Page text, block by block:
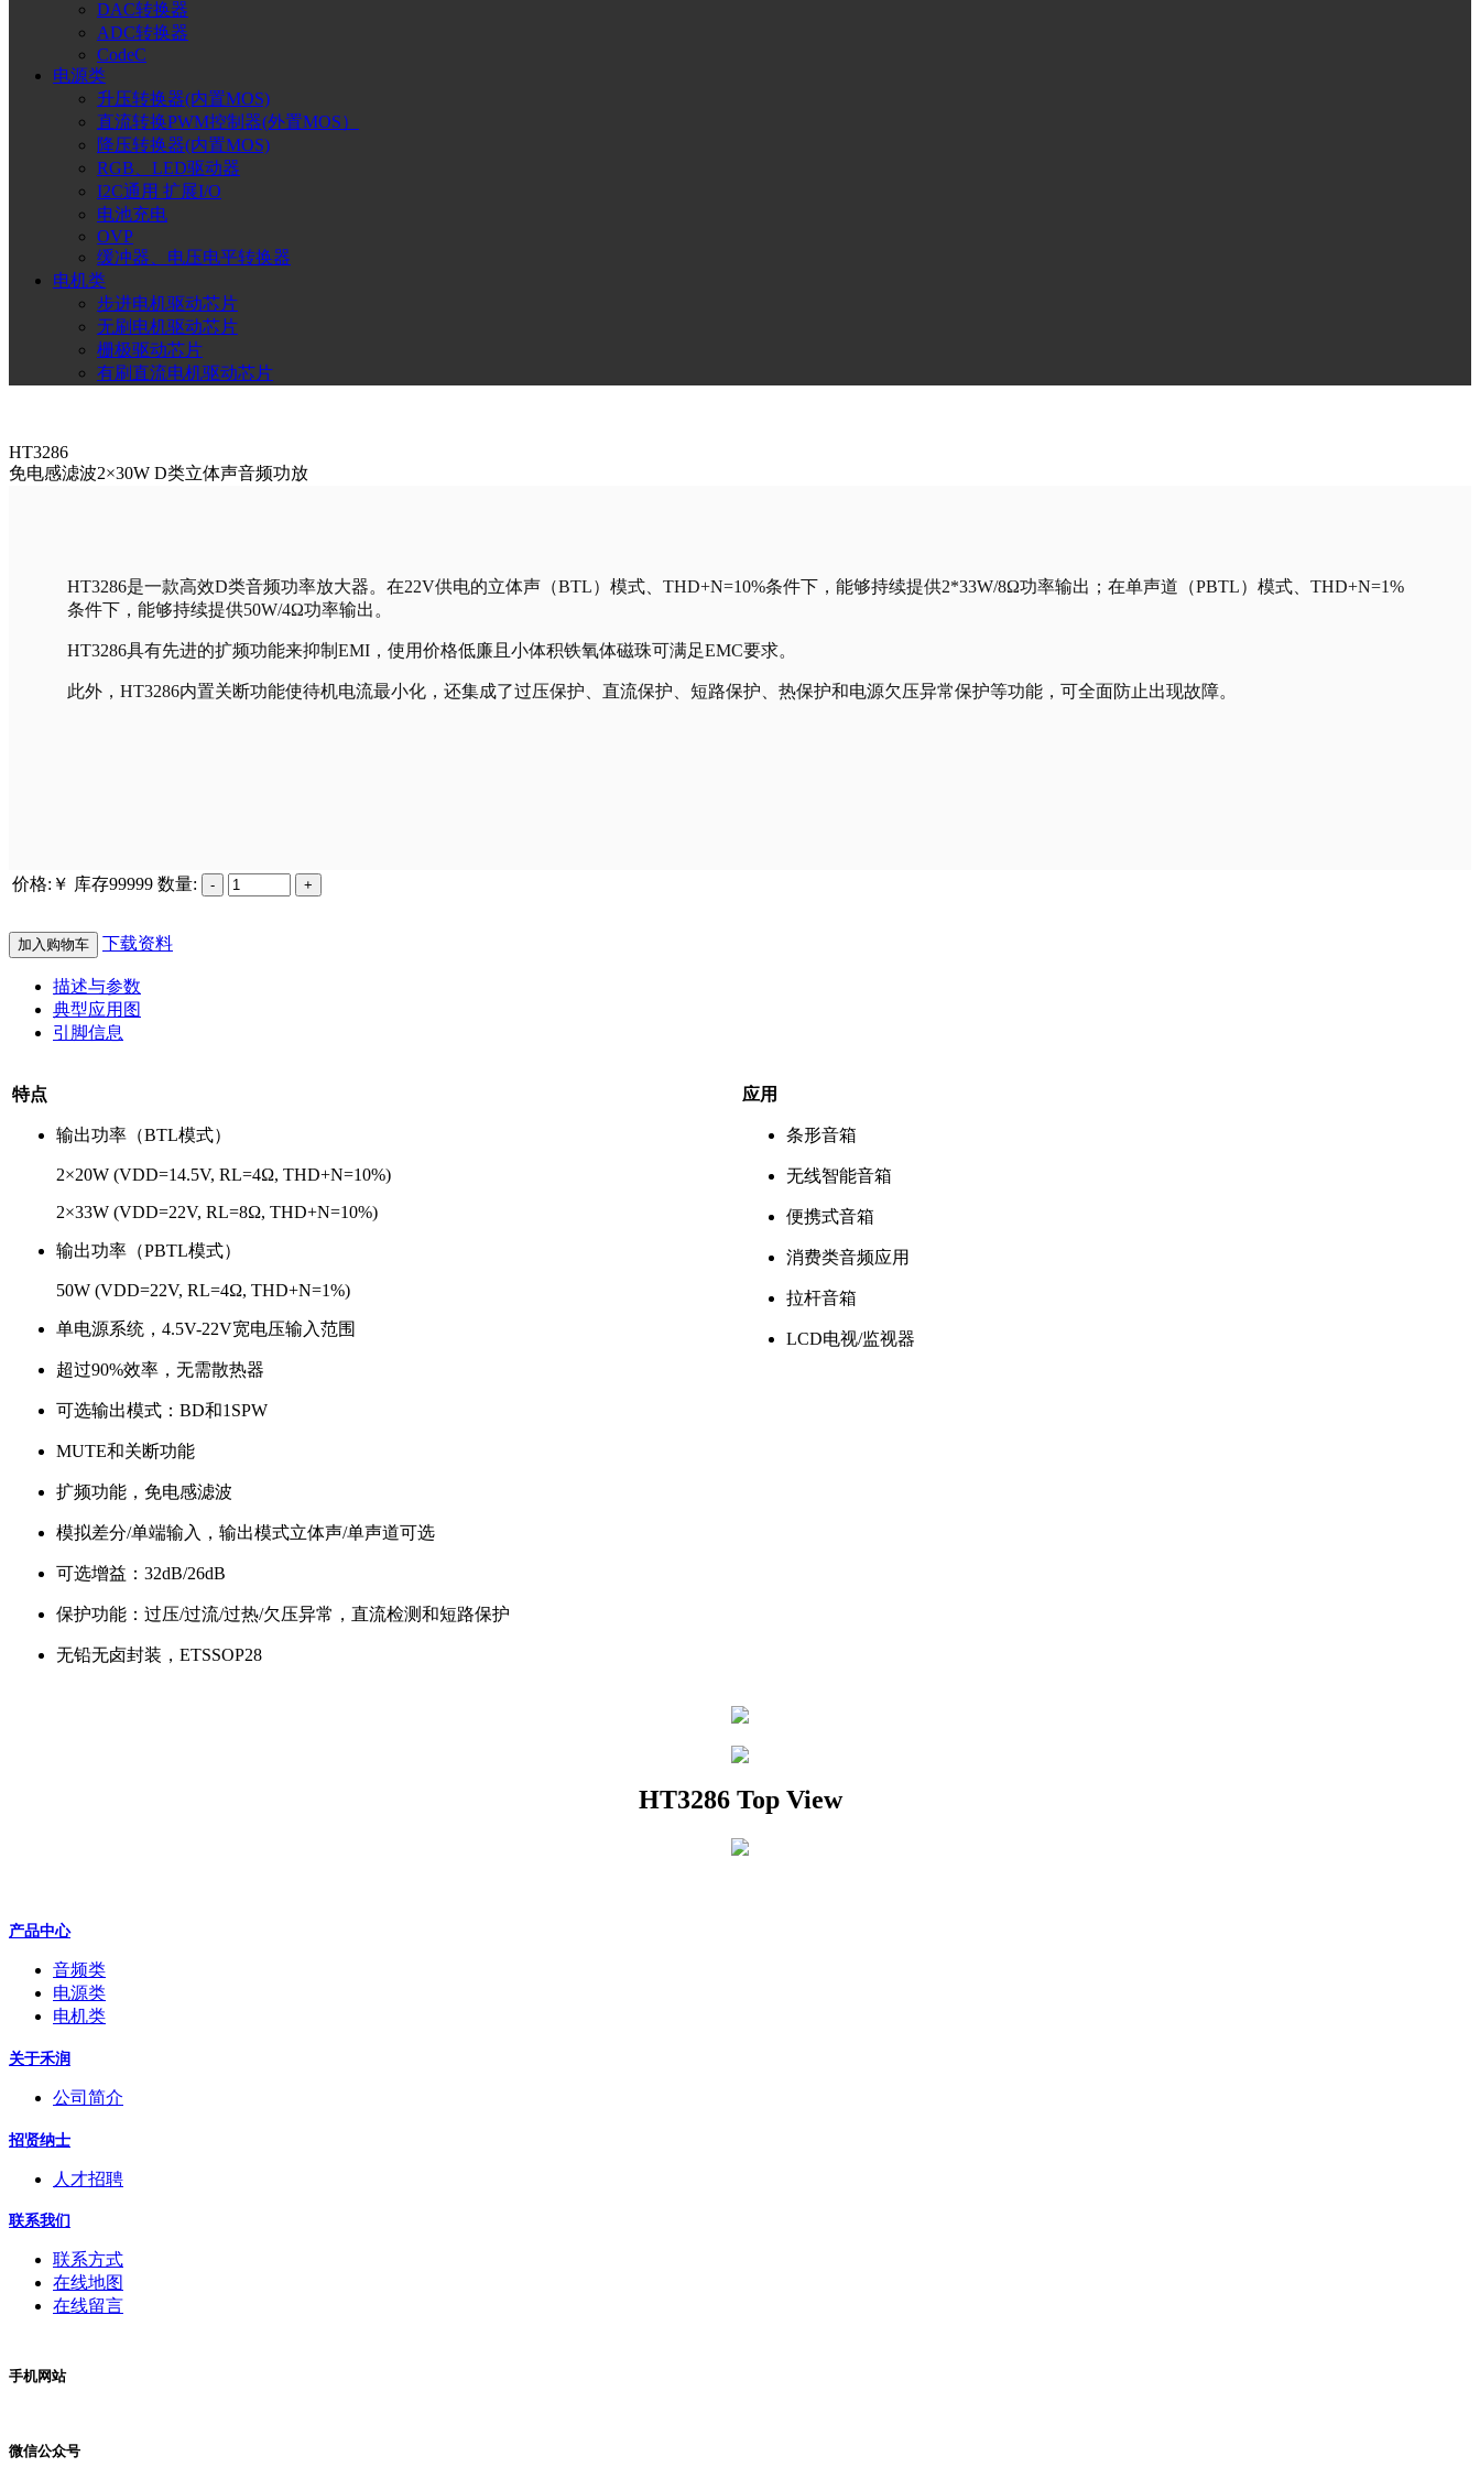
DAC转换器
ADC转换器
CodeC
电源类
升压转换器(内置MOS)
直流转换PWM控制器(外置MOS）
降压转换器(内置MOS)
RGB、LED驱动器
I2C通用 扩展I/O
电池充电
OVP
缓冲器、电压电平转换器
电机类
步进电机驱动芯片
无刷电机驱动芯片
栅极驱动芯片
有刷直流电机驱动芯片
HT3286
免电感滤波2×30W D类立体声音频功放
HT3286是一款高效D类音频功率放大器。在22V供电的立体声（BTL）模式、THD+N=10%条件下，能够持续提供2*33W/8Ω功率输出；在单声道（PBTL）模式、THD+N=1%
条件下，能够持续提供50W/4Ω功率输出。
HT3286具有先进的扩频功能来抑制EMI，使用价格低廉且小体积铁氧体磁珠可满足EMC要求。
此外，HT3286内置关断功能使待机电流最小化，还集成了过压保护、直流保护、短路保护、热保护和电源欠压异常保护等功能，可全面防止出现故障。
价格:￥ 库存99999 数量:
加入购物车 下载资料
描述与参数
典型应用图
引脚信息
特点
输出功率（BTL模式）
2×20W (VDD=14.5V, RL=4Ω, THD+N=10%)
2×33W (VDD=22V, RL=8Ω, THD+N=10%)
输出功率（PBTL模式）
50W (VDD=22V, RL=4Ω, THD+N=1%)
单电源系统，4.5V-22V宽电压输入范围
超过90%效率，无需散热器
可选输出模式：BD和1SPW
MUTE和关断功能
扩频功能，免电感滤波
模拟差分/单端输入，输出模式立体声/单声道可选
可选增益：32dB/26dB
保护功能：过压/过流/过热/欠压异常，直流检测和短路保护
无铅无卤封装，ETSSOP28
应用
条形音箱
无线智能音箱
便携式音箱
消费类音频应用
拉杆音箱
LCD电视/监视器
HT3286 Top View
产品中心
音频类
电源类
电机类
关于禾润
公司简介
招贤纳士
人才招聘
联系我们
联系方式
在线地图
在线留言
手机网站
微信公众号